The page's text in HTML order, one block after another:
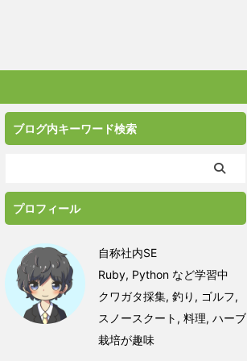
ブログ内キーワード検索
プロフィール
自称社内SE
Ruby, Python など学習中
クワガタ採集, 釣り, ゴルフ,
スノースクート, 料理, ハーブ
栽培が趣味